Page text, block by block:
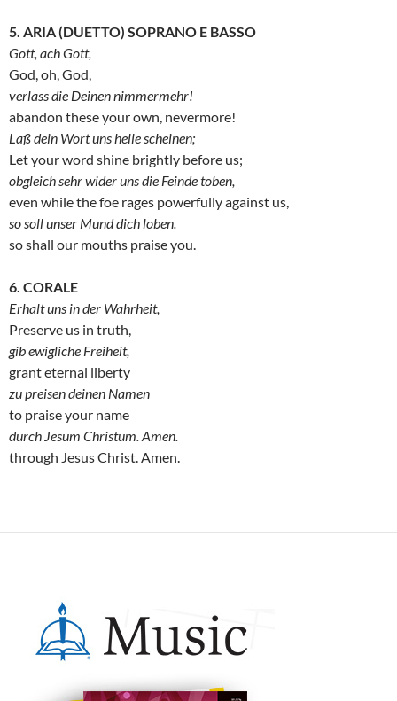
5. ARIA (DUETTO) SOPRANO E BASSO
Gott, ach Gott,
God, oh, God,
verlass die Deinen nimmermehr!
abandon these your own, nevermore!
Laß dein Wort uns helle scheinen;
Let your word shine brightly before us;
obgleich sehr wider uns die Feinde toben,
even while the foe rages powerfully against us,
so soll unser Mund dich loben.
so shall our mouths praise you.
6. CORALE
Erhalt uns in der Wahrheit,
Preserve us in truth,
gib ewigliche Freiheit,
grant eternal liberty
zu preisen deinen Namen
to praise your name
durch Jesum Christum. Amen.
through Jesus Christ. Amen.